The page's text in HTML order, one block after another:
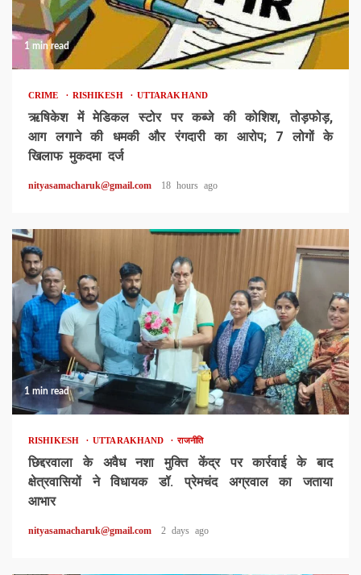
1 min read
CRIME RISHIKESH UTTARAKHAND
ऋषिकेश में मेडिकल स्टोर पर कब्जे की कोशिश, तोड़फोड़,
आग लगाने की धमकी और रंगदारी का आरोप; 7 लोगों के
खिलाफ मुकदमा दर्ज
nityasamacharuk@gmail.com 18 hours ago
1 min read
RISHIKESH UTTARAKHAND राजनीति
छिद्दरवाला के अवैध नशा मुक्ति केंद्र पर कार्रवाई के बाद
क्षेत्रवासियों ने विधायक डॉ. प्रेमचंद अग्रवाल का जताया
आभार
nityasamacharuk@gmail.com 2 days ago